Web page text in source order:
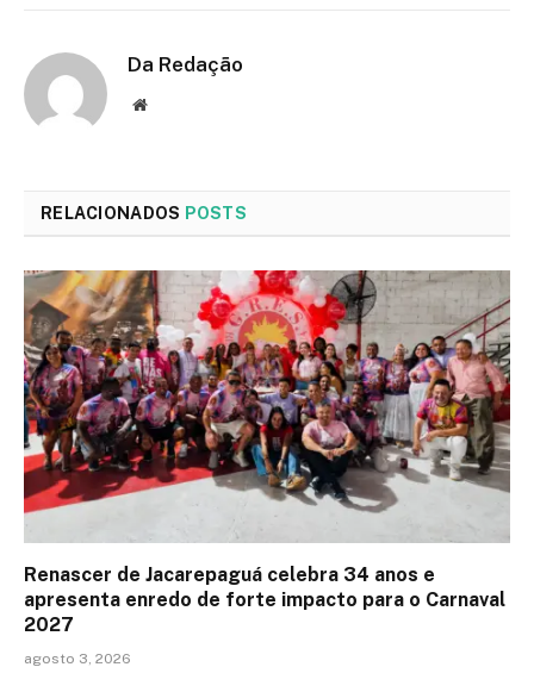
Da Redação
Site
RELACIONADOS POSTS
Renascer de Jacarepaguá celebra 34 anos e
apresenta enredo de forte impacto para o Carnaval
2027
agosto 3, 2026